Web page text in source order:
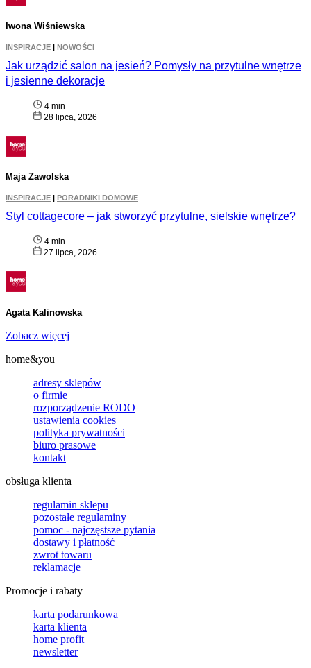
Iwona Wiśniewska
INSPIRACJE | NOWOŚCI
Jak urządzić salon na jesień? Pomysły na przytulne wnętrze
i jesienne dekoracje
4 min
28 lipca, 2026
Maja Zawolska
INSPIRACJE PORADNIKI DOMOWE
Styl cottagecore – jak stworzyć przytulne, sielskie wnętrze?
4 min
27 lipca, 2026
Agata Kalinowska
Zobacz więcej
home&you
adresy sklepów
o firmie
rozporządzenie RODO
ustawienia cookies
polityka prywatności
biuro prasowe
kontakt
obsługa klienta
regulamin sklepu
pozostałe regulaminy
pomoc - najczęstsze pytania
dostawy i płatność
zwrot towaru
reklamacje
Promocje i rabaty
karta podarunkowa
karta klienta
home profit
newsletter